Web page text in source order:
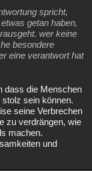
spricht,
getan haben,
wer keine
besondere
eine verantwort hat
dass die Menschen
sein können.
seine Verbrechen
zu verdrängen, wie
machen.
und